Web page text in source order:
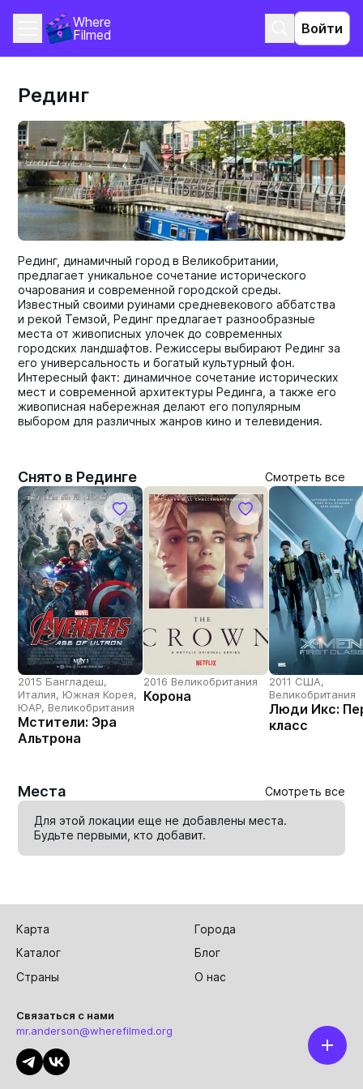
Where
Filmed
Войти
Рединг
Рединг, динамичный город в Великобритании,
предлагает уникальное сочетание исторического
очарования и современной городской среды.
Известный своими руинами средневекового аббатства
и рекой Темзой, Рединг предлагает разнообразные
места от живописных улочек до современных
городских ландшафтов. Режиссеры выбирают Рединг за
его универсальность и богатый культурный фон.
Интересный факт: динамичное сочетание исторических
мест и современной архитектуры Рединга, а также его
живописная набережная делают его популярным
выбором для различных жанров кино и телевидения.
Снято в Рединге Смотреть все
2015 Бангладеш,
Италия, Южная Корея,
ЮАР, Великобритания
Мстители: Эра
Альтрона
2016 Великобритания
Корона
2011 США,
Великобритания
Люди Икс:
класс
Места Смотреть все
Для этой локации еще не добавлены места.
Будьте первыми, кто добавит.
Карта
Города
Каталог
Блог
Страны
О нас
Связаться с нами
mr.anderson@wherefilmed.org